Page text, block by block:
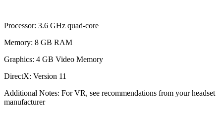
Processor: 3.6 GHz quad-core
Memory: 8 GB RAM
Graphics: 4 GB Video Memory
DirectX: Version 11
Additional Notes: For VR, see recommendations from your
manufacturer